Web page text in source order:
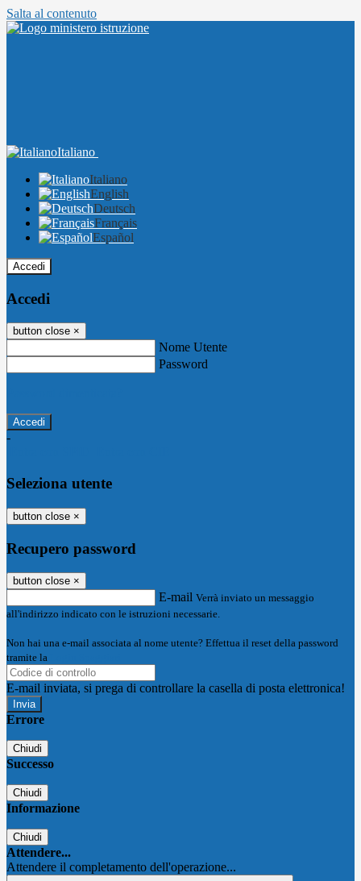
Salta al contenuto
Italiano
Italiano
English
Deutsch
Français
Español
Accedi
Accedi
button close ×
Nome Utente
Password
-
Seleziona utente
button close ×
Recupero password
button close ×
E-mail Verrà inviato un messaggio
all'indirizzo indicato con le istruzioni necessarie.
Non hai una e-mail associata al nome utente? Effettua il reset della password
tramite la
E-mail inviata, si prega di controllare la casella di posta elettronica!
Errore
Chiudi
Successo
Chiudi
Informazione
Chiudi
Attendere...
Attendere il completamento dell'operazione...